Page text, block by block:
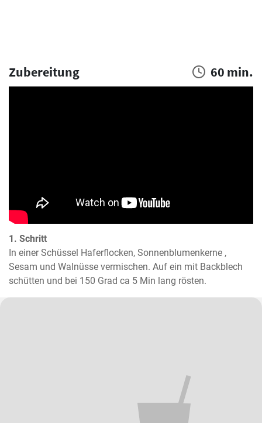
Zubereitung 60 min.
1. Schritt
In einer Schüssel Haferflocken, Sonnenblumenkerne ,
Sesam und Walnüsse vermischen. Auf ein mit Backblech
schütten und bei 150 Grad ca 5 Min lang rösten.